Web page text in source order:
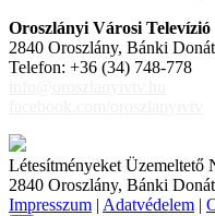
Oroszlányi Városi Televízió
2840 Oroszlány, Bánki
Telefon: +36 (34) 748-778
Létesítményeket
2840 Oroszlány, Bánki
Impresszum | Adatvédelem |